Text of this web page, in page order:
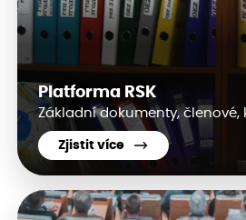
Platforma RSK
Základní dokumenty, členové,
Zjistit více